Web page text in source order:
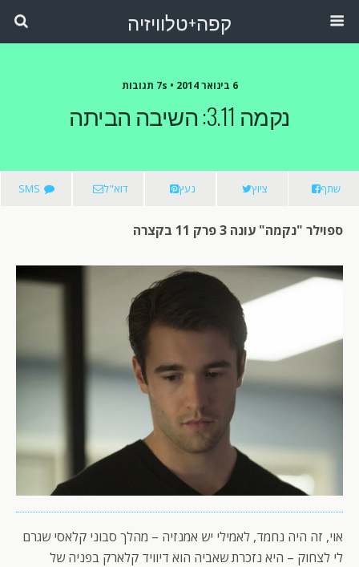
קפה+טלוויזיה
6 בינואר 2014 • 7s תגובות
נקמה 3.11: השיבה הביתה
שתף ציוץ נעץ דוא"ל SMS
ספוילר "נקמה" עונה 3 פרק 11 בקצרה
אוי, זה היה נחמד, לאמילי יש אמנזיה – מהלך סבוני קלאסי שגרם
לי לצחוק – היא נזכרת שאביה הוא דיוויד קלארק בפניה של